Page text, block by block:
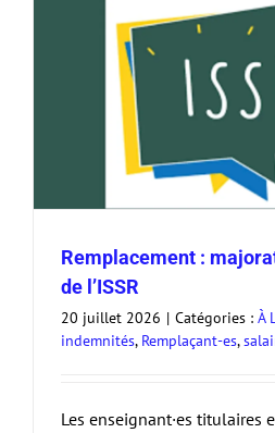
Remplacement :
de l’ISSR
20 juillet 2026 | Catégories : À
indemnités, Remplaçant-es,
Les enseignant·es titulaires